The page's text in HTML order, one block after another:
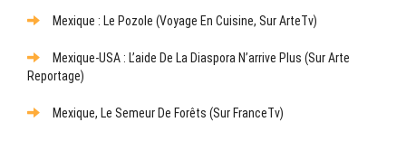
Mexique : Le Pozole (Voyage En Cuisine, Sur ArteTv)
Mexique-USA : L’aide De La Diaspora N’arrive Plus (sur Arte
Reportage)
Mexique, Le Semeur De Forêts (sur FranceTv)